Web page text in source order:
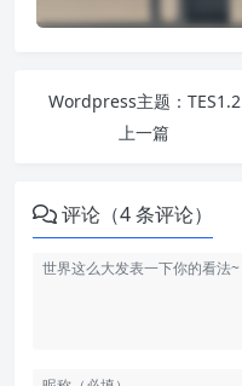
Wordpress主题：TES1.2
上一篇
评论（4 条评论）